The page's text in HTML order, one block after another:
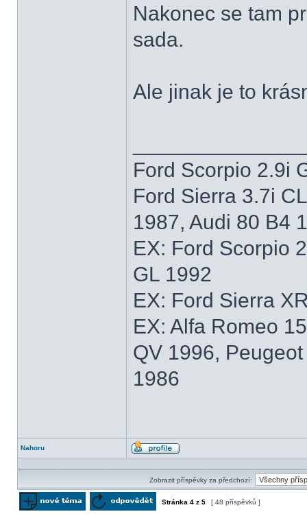
Nakonec se tam
sada.
Ale jinak je to
Ford Scorpio 2.9i
Ford Sierra 3.7i
1987, Audi 80 B4
EX: Ford Scorpio
GL 1992
EX: Ford Sierra
EX: Alfa Romeo
QV 1996,
1986
Nahoru
Profil
Zobrazit příspěvky za předchozí:
Stránka 4 z 5 [ 48 příspěvků ]